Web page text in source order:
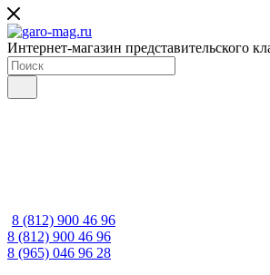
Интернет-магазин представительского
8 (812) 900 46 96
8 (812) 900 46 96
8 (965) 046 96 28